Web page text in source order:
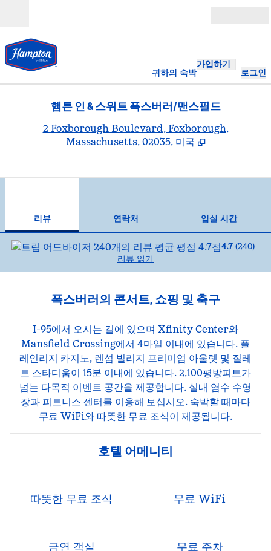
귀하의 숙박
가입하기
로그인
햄튼 인 & 스위트 폭스버러/맨스필드
2 Foxborough Boulevard, Foxborough,
Massachusetts, 02035, 미국
리뷰 연락처
입실 시간
4.7 (240)
리뷰 읽기
폭스버러의 콘서트, 쇼핑 및 축구
I-95에서 오시는 길에 있으며 Xfinity Center와
Mansfield Crossing에서 4마일 이내에 있습니다. 플
레인리지 카지노, 렌섬 빌리지 프리미엄 아울렛 및 질레
트 스타디움이 15분 이내에 있습니다. 2,100평방피트가
넘는 다목적 이벤트 공간을 제공합니다. 실내 염수 수영
장과 피트니스 센터를 이용해 보십시오. 숙박할 때마다
무료 WiFi와 따뜻한 무료 조식이 제공됩니다.
호텔 어메니티
따뜻한 무료 조식 무료 WiFi
금연 객실 무료 주차